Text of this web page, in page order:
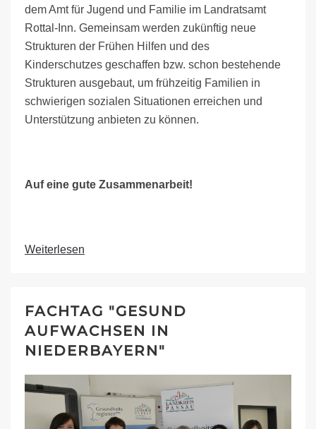
dem Amt für Jugend und Familie im Landratsamt
Rottal-Inn. Gemeinsam werden zukünftig neue
Strukturen der Frühen Hilfen und des
Kinderschutzes geschaffen bzw. schon bestehende
Strukturen ausgebaut, um frühzeitig Familien in
schwierigen sozialen Situationen erreichen und
Unterstützung anbieten zu können.
Auf eine gute Zusammenarbeit!
Weiterlesen
FACHTAG "GESUND
AUFWACHSEN IN
NIEDERBAYERN"